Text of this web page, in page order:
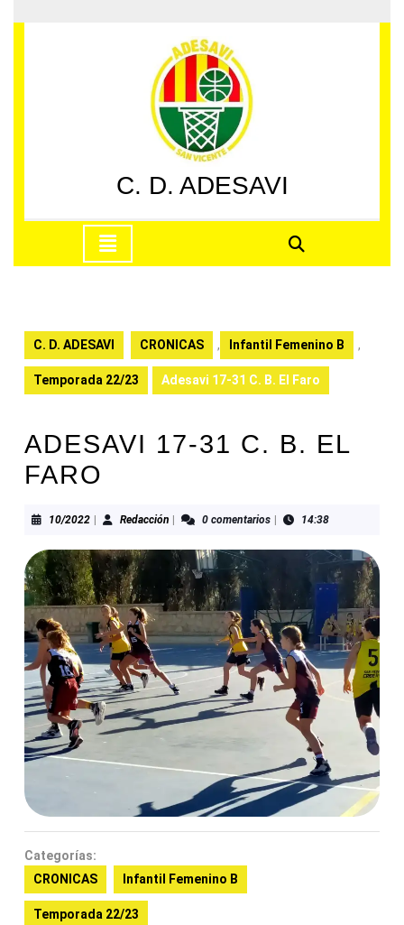
al
C. D. ADESAVI
apertura
C. D. ADESAVI CRONICAS , Infantil Femenino B ,
Temporada 22/23 Adesavi 17-31 C. B. El Faro
ADESAVI 17-31 C. B. EL
FARO
10/202210/2022RedacciónRedacción0 comentarios 14:38
Categorías:
CRONICAS
Infantil Femenino B
Temporada 22/23